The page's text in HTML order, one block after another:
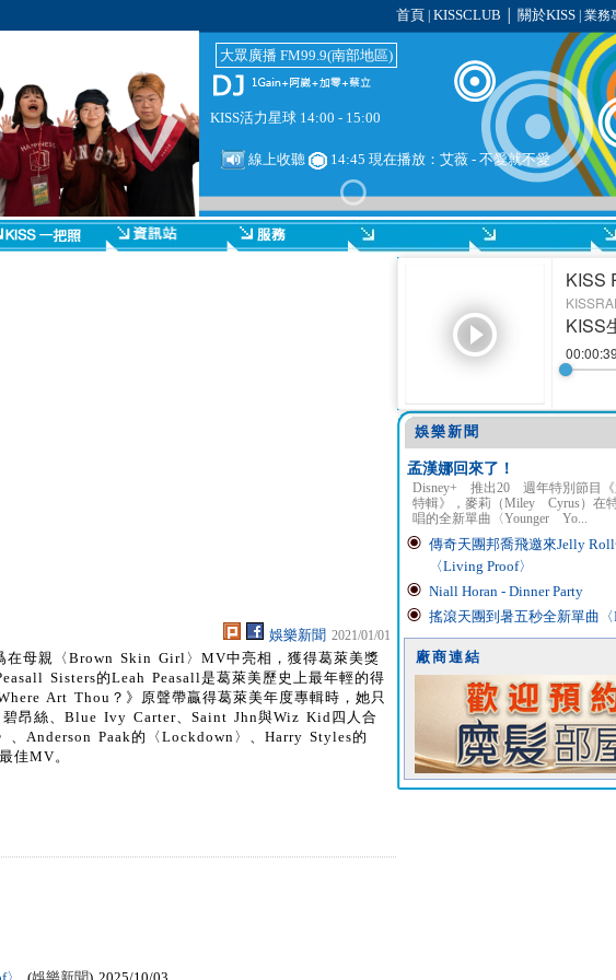
首頁 KISSCLUB 關於KISS| 業務
大眾廣播 FM99.9(南部地區)
KISS活力星球 14:00 - 15:00
線上收聽 14:45 現在播放： 艾薇- 不愛就不愛
娛樂新聞 2021/01/01
母親〈Brown Skin Girl〉MV中亮相，獲得葛萊美獎
Sisters的Leah Peasall是葛萊美歷史上最年輕的得
Art Thou？》原聲帶贏得葛萊美年度專輯時，她只
碧昂絲、Blue Ivy Carter、Saint Jhn與Wiz Kid四人合
Anderson Paak的〈Lockdown〉、Harry Styles的
佳MV。
娛樂新聞
孟漢娜回來了！
Disney+ 推出20 週年特別節目《
特輯》，麥莉（Miley Cyrus）在
唱的全新單曲〈Younger Yo...
傳奇天團邦喬飛邀來Jelly
〈Living Proof〉
Niall Horan - Dinner Party
搖滾天團到暑五秒全新單曲〈
廠商連結